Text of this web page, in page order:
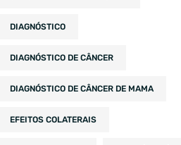
DIAGNÓSTICO
DIAGNÓSTICO DE CÂNCER
DIAGNÓSTICO DE CÂNCER DE MAMA
EFEITOS COLATERAIS